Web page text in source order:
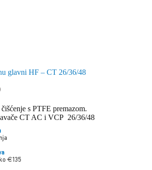
glavni HF – CT 26/36/48
s PTFE premazom.
CT AC i VCP 26/36/48
€135